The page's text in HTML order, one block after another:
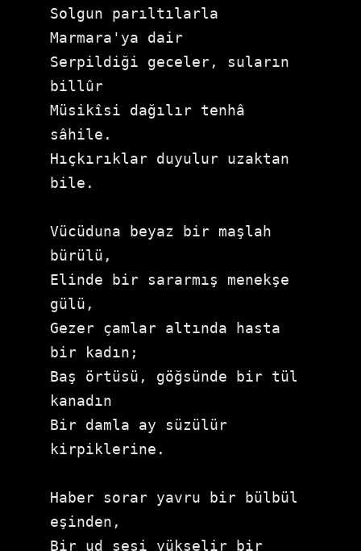
Solgun parıltılarla
Marmara'ya dair
Serpildiği geceler, suların
billûr
Müsikîsi dağılır tenhâ
sâhile.
Hıçkırıklar duyulur uzaktan
bile.
Vücüduna beyaz bir maşlah
bürülü,
Elinde bir sararmış menekşe
gülü,
Gezer çamlar altında hasta
bir kadın;
Baş örtüsü, göğsünde bir tül
kanadın
Bir damla ay süzülür
kirpiklerine.
Haber sorar yavru bir bülbül
eşinden,
Bir ud sesi yükselir bir